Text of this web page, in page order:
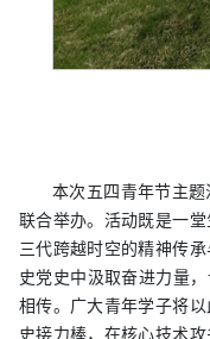
本次五四青年节主
联合举办。活动既是一
三代跨越时空的精神传
史党史中汲取奋进力量
相传。广大青年学子将
史接力棒，在核心技术